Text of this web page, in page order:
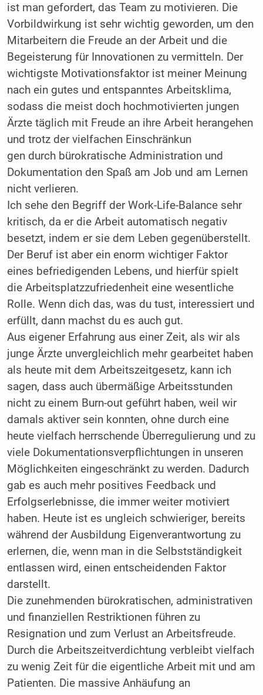
ist man gefordert, das Team zu motivieren. Die
Vorbildwirkung ist sehr wichtig geworden, um den
Mitarbeitern die Freude an der Arbeit und die
Begeisterung für Innovationen zu vermitteln. Der
wichtigste Motivationsfaktor ist meiner Meinung
nach ein gutes und entspanntes Arbeitsklima,
sodass die meist doch hochmotivierten jungen
Ärzte täglich mit Freude an ihre Arbeit herangehen
und trotz der vielfachen Einschränkun
gen durch bürokratische Administration und
Dokumentation den Spaß am Job und am Lernen
nicht verlieren.
Ich sehe den Begriff der Work-Life-Bal­ance sehr
kritisch, da er die Arbeit automatisch negativ
besetzt, indem er sie dem Leben gegenüberstellt.
Der Beruf ist aber ein enorm wichtiger Faktor
eines befriedigenden Lebens, und hierfür spielt
die Arbeitsplatzzufriedenheit eine wesentliche
Rolle. Wenn dich das, was du tust, interessiert und
erfüllt, dann machst du es auch gut.
Aus eigener Erfahrung aus einer Zeit, als wir als
junge Ärzte unvergleichlich mehr gearbeitet haben
als heute mit dem Arbeitszeitgesetz, kann ich
sagen, dass auch übermäßige Arbeitsstunden
nicht zu einem Burn-out geführt haben, weil wir
damals aktiver sein konnten, ohne durch eine
heute vielfach herrschende Überregulierung und zu
viele Dokumentationsverpflichtungen in unseren
Möglichkeiten eingeschränkt zu werden. Dadurch
gab es auch mehr positives Feedback und
Erfolgserlebnisse, die immer weiter motiviert
haben. Heute ist es ungleich schwieriger, bereits
während der Ausbildung Eigenverantwortung zu
erlernen, die, wenn man in die Selbstständigkeit
entlassen wird, einen entscheidenden Faktor
darstellt.
Die zunehmenden bürokratischen, administrativen
und finanziellen Restriktionen führen zu
Resignation und zum Verlust an Arbeitsfreude.
Durch die Arbeitszeitverdichtung verbleibt vielfach
zu wenig Zeit für die eigentliche Arbeit mit und am
Patienten. Die massive Anhäufung an